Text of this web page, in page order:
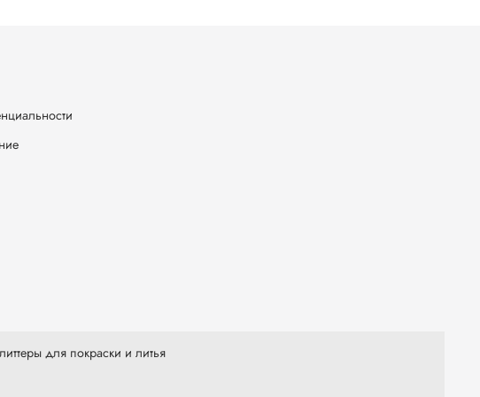
для покраски и литья